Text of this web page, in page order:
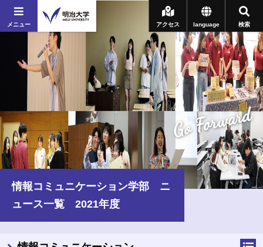
メニュー 検索
language
アクセス
Go Forward
情報コミュニケーション学部 ニ
ュース一覧 2021年度